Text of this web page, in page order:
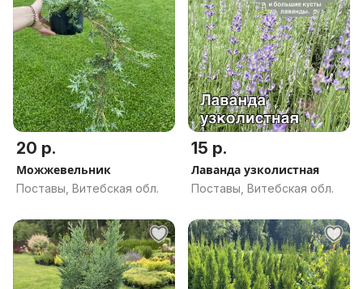
20 р.
Можжевельник
Поставы, Витебская обл.
15 р.
Лаванда узколистная
Поставы, Витебская обл.